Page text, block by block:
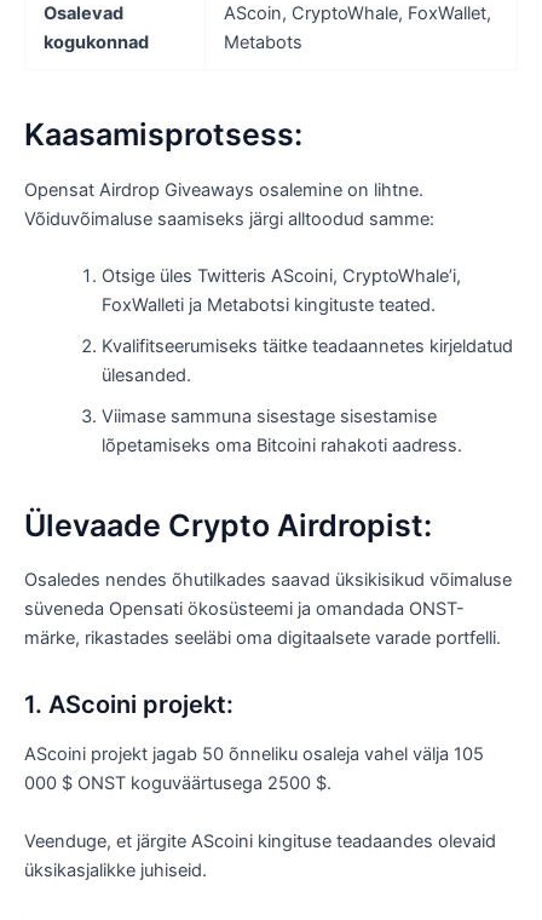
Osalevad
kogukonnad
AScoin, CryptoWhale, FoxWallet,
Metabots
Kaasamisprotsess:
Opensat Airdrop Giveaways osalemine on lihtne.
Võiduvõimaluse saamiseks järgi alltoodud samme:
Otsige üles Twitteris AScoini, CryptoWhale’i,
FoxWalleti ja Metabotsi kingituste teated.
Kvalifitseerumiseks täitke teadaannetes kirjeldatud
ülesanded.
Viimase sammuna sisestage sisestamise
lõpetamiseks oma Bitcoini rahakoti aadress.
Ülevaade Crypto Airdropist:
Osaledes nendes õhutilkades saavad üksikisikud võimaluse
süveneda Opensati ökosüsteemi ja omandada ONST-
märke, rikastades seeläbi oma digitaalsete varade portfelli.
1. AScoini projekt:
AScoini projekt jagab 50 õnneliku osaleja vahel välja 105
000 $ ONST koguväärtusega 2500 $.
Veenduge, et järgite AScoini kingituse teadaandes olevaid
üksikasjalikke juhiseid.